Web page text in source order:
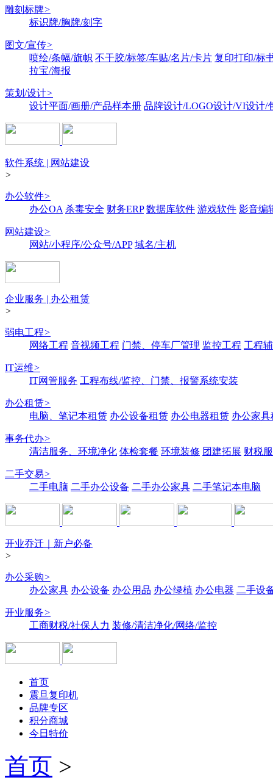
雕刻标牌>
标识牌/胸牌/刻字
图文/宣传>
喷绘/条幅/旗帜 不干胶/标签/车贴/名片/卡片 复印打印/标
拉宝/海报
策划/设计>
设计平面/画册/产品样本册 品牌设计/LOGO设计/VI设计/
软件系统 | 网站建设
>
办公软件>
办公OA 杀毒安全 财务ERP 数据库软件 游戏软件 影音编
网站建设>
网站/小程序/公众号/APP 域名/主机
企业服务 | 办公租赁
>
弱电工程>
网络工程 音视频工程 门禁、停车厂管理 监控工程 工程
IT运维>
IT网管服务 工程布线/监控、门禁、报警系统安装
办公租赁>
电脑、笔记本租赁 办公设备租赁 办公电器租赁 办公家具
事务代办>
清洁服务、环境净化 体检套餐 环境装修 团建拓展 财税
二手交易>
二手电脑 二手办公设备 二手办公家具 二手笔记本电脑
开业乔迁｜新户必备
>
办公采购>
办公家具 办公设备 办公用品 办公绿植 办公电器 二手设
开业服务>
工商财税/社保人力 装修/清洁净化/网络/监控
首页
震旦复印机
品牌专区
积分商城
今日特价
首页 >